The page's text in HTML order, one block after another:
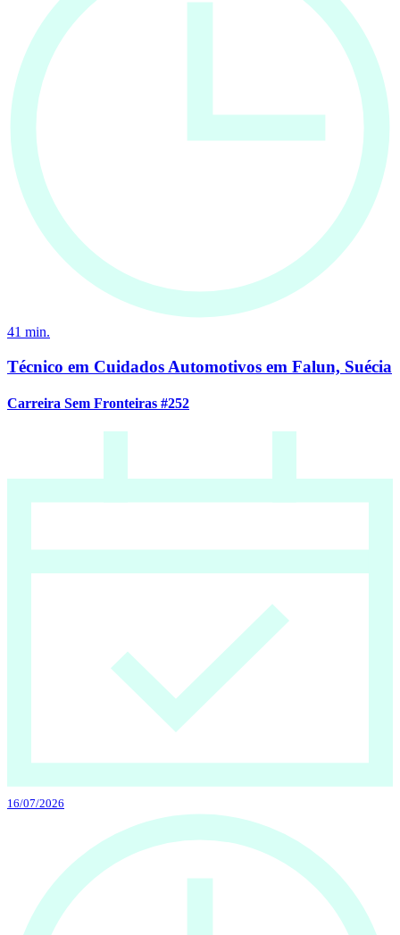
41 min.
Técnico em Cuidados Automotivos em Falun, Suécia
Carreira Sem Fronteiras #252
16/07/2026